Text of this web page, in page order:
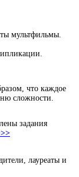
мультфильмы.
что каждое
сложности.
задания
лауреаты и